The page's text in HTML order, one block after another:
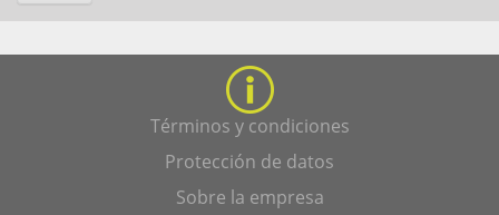
Términos y condiciones
Protección de datos
Sobre la empresa